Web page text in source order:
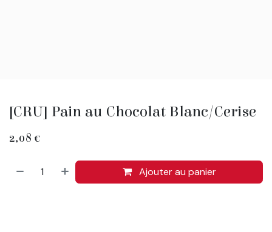
[CRU] Pain au Chocolat Blanc/Cerise
2,08 €
Ajouter au panier